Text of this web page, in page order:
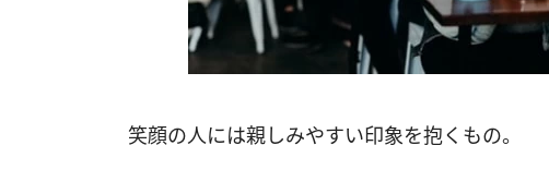
笑顔の人には親しみやすい印象を抱くもの。